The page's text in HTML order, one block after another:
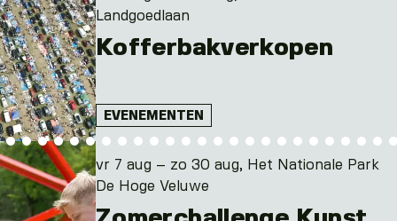
Landgoedlaan
Kofferbakverkopen
EVENEMENTEN
vr 7 aug – zo 30 aug, Het Nationale Park
De Hoge Veluwe